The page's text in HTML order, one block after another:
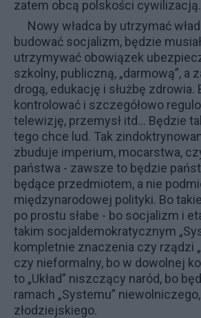
zatem obcą polskości cywilizacją.
Nowy władca by utrzymać
budować socjalizm, będzie
utrzymywać obowiązek
szkolny, publiczną, „darmową”, a
drogą, edukację i służbę zdrowia.
kontrolować i szczegółowo
telewizję, przemysł itd... Będzie
tego chce lud. Tak
zbuduje imperium, mocarstwa,
państwa - zawsze to będzie
będące przedmiotem, a nie
międzynarodowej polityki. Bo
po prostu słabe - bo socjalizm i
takim socjaldemokratycznym
kompletnie znaczenia czy rządzi
czy nieformalny, bo w dowolnej
to „Układ” niszczący naród, bo
ramach „Systemu”
złodziejskiego.